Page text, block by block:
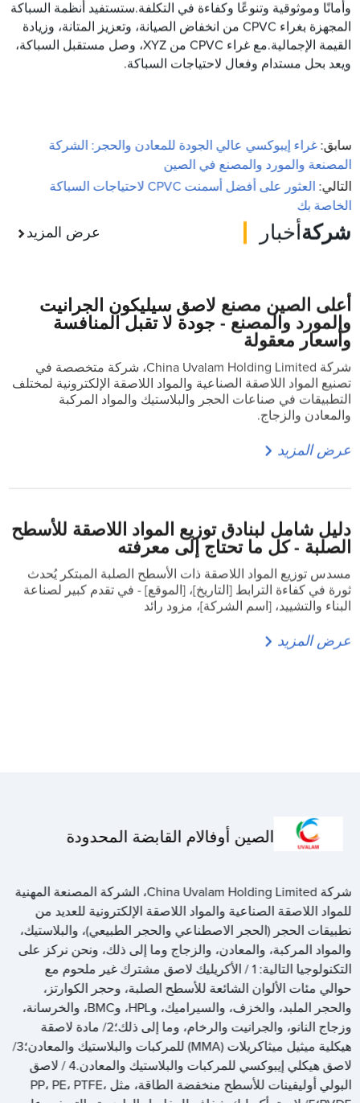
وأمانًا وموثوقية وتنوعًا وكفاءة في التكلفة.ستستفيد أنظمة السباكة
المجهزة بغراء CPVC من انخفاض الصيانة، وتعزيز المتانة، وزيادة
القيمة الإجمالية.مع غراء CPVC من XYZ، وصل مستقبل السباكة،
ويعد بحل مستدام وفعال لاحتياجات السباكة.
سابق: غراء إيبوكسي عالي الجودة للمعادن والحجر: الشركة
المصنعة والمورد والمصنع في الصين
التالي:
العثور على أفضل أسمنت CPVC لاحتياجات السباكة
الخاصة بك
شركة أخبار عرض المزيد
أعلى الصين مصنع لاصق سيليكون الجرانيت
والمورد والمصنع - جودة لا تقبل المنافسة
وأسعار معقولة
شركة China Uvalam Holding Limited، شركة متخصصة في
تصنيع المواد اللاصقة الصناعية والمواد اللاصقة الإلكترونية لمختلف
التطبيقات في صناعات الحجر والبلاستيك والمواد المركبة
والمعادن والزجاج.
عرض المزيد
دليل شامل لبنادق توزيع المواد اللاصقة للأسطح
الصلبة - كل ما تحتاج إلى معرفته
مسدس توزيع المواد اللاصقة ذات الأسطح الصلبة المبتكر يُحدث
ثورة في كفاءة الترابط [التاريخ]، [الموقع] - في تقدم كبير لصناعة
البناء والتشييد، [اسم الشركة]، مزود رائد
عرض المزيد
الصين أوفالام القابضة المحدودة
شركة China Uvalam Holding Limited، الشركة المصنعة المهنية
للمواد اللاصقة الصناعية والمواد اللاصقة الإلكترونية للعديد من
تطبيقات الحجر (الحجر الاصطناعي والحجر الطبيعي)، والبلاستيك،
والمواد المركبة، والمعادن، والزجاج وما إلى ذلك، ونحن نركز على
التكنولوجيا التالية: 1 / الأكريليك لاصق مشترك غير ملحوم مع
حوالي مئات الألوان الشائعة للأسطح الصلبة، وحجر الكوارتز،
والحجر الملبد، والخزف، والسيراميك، وHPL، وBMC، والخرسانة،
وزجاج النانو، والجرانيت والرخام، وما إلى ذلك؛2/ مادة لاصقة
هيكلية ميثيل ميثاكريلات (MMA) للمركبات والبلاستيك والمعادن؛3/
لاصق هيكلي إيبوكسي للمركبات والبلاستيك والمعادن.4 / لاصق
البولي أوليفينات للأسطح منخفضة الطاقة، مثل PP، PE، PTFE،